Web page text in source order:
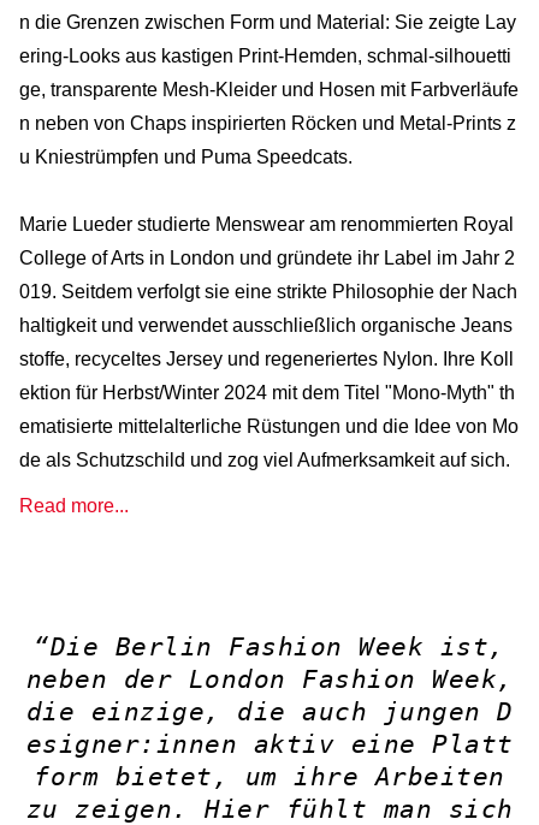
n die Grenzen zwischen Form und Material: Sie zeigte Lay
ering-Looks aus kastigen Print-Hemden, schmal-silhouetti
ge, transparente Mesh-Kleider und Hosen mit Farbverläufe
n neben von Chaps inspirierten Röcken und Metal-Prints z
u Kniestrümpfen und Puma Speedcats.
Marie Lueder studierte Menswear am renommierten Royal
College of Arts in London und gründete ihr Label im Jahr 2
019. Seitdem verfolgt sie eine strikte Philosophie der Nach
haltigkeit und verwendet ausschließlich organische Jeans
stoffe, recyceltes Jersey und regeneriertes Nylon. Ihre Koll
ektion für Herbst/Winter 2024 mit dem Titel "Mono-Myth" th
ematisierte mittelalterliche Rüstungen und die Idee von Mo
de als Schutzschild und zog viel Aufmerksamkeit auf sich.
Read more...
“Die Berlin Fashion Week ist,
neben der London Fashion Week,
die einzige, die auch jungen D
esigner:innen aktiv eine Platt
form bietet, um ihre Arbeiten
zu zeigen. Hier fühlt man sich